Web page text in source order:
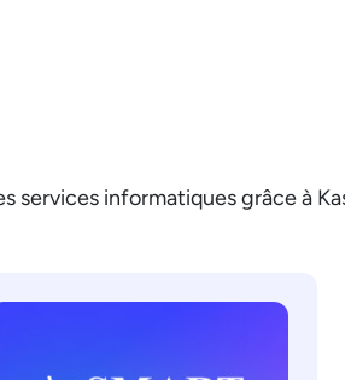
services informatiques grâce à